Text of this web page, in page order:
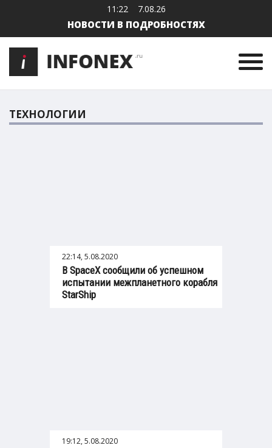
11:22 7.08.26
НОВОСТИ В ПОДРОБНОСТЯХ
ТЕХНОЛОГИИ
22:14, 5.08.2020
В SpaceX сообщили об успешном
испытании межпланетного корабля
StarShip
19:12, 5.08.2020